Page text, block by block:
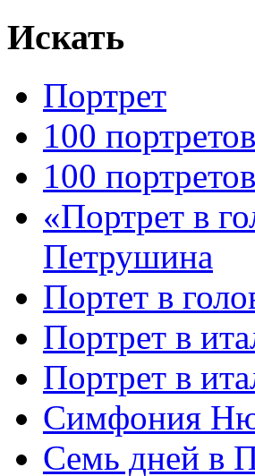
Искать
Портрет
100 портретов
100
«Портрет в
Петрушина
Портет в
Портрет в
Портрет в
Симфония
Семь дней в